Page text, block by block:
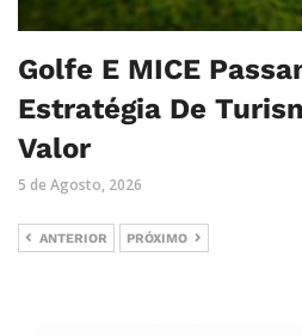
Golfe E MICE
Estratégia De
Valor
5 de Agosto, 2026
ANTERIOR PRÓXIMO